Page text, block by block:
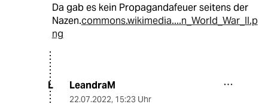
Da gab es kein Propagandafeuer seitens der
Nazen.commons.wikimedia....n_World_War_II.p
ng
L LeandraM
22.07.2022, 15:23 Uhr